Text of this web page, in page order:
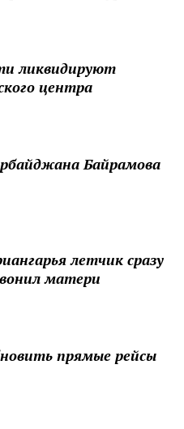
ликвидируют
центра
Байрамова
летчик сразу
матери
прямые рейсы